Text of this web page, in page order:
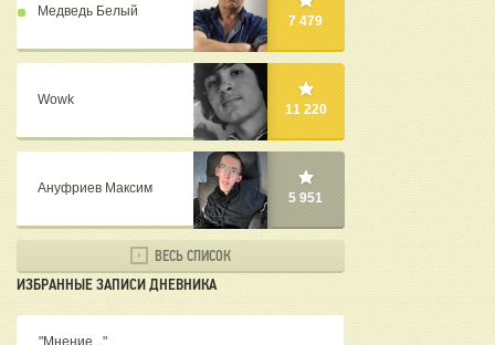
Медведь Белый
7 479
Wowk
11 220
Ануфриев Максим
5 951
ВЕСЬ СПИСОК
ИЗБРАННЫЕ ЗАПИСИ ДНЕВНИКА
"Мнение..."